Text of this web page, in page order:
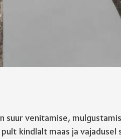
venitamise,
kindlalt maas ja